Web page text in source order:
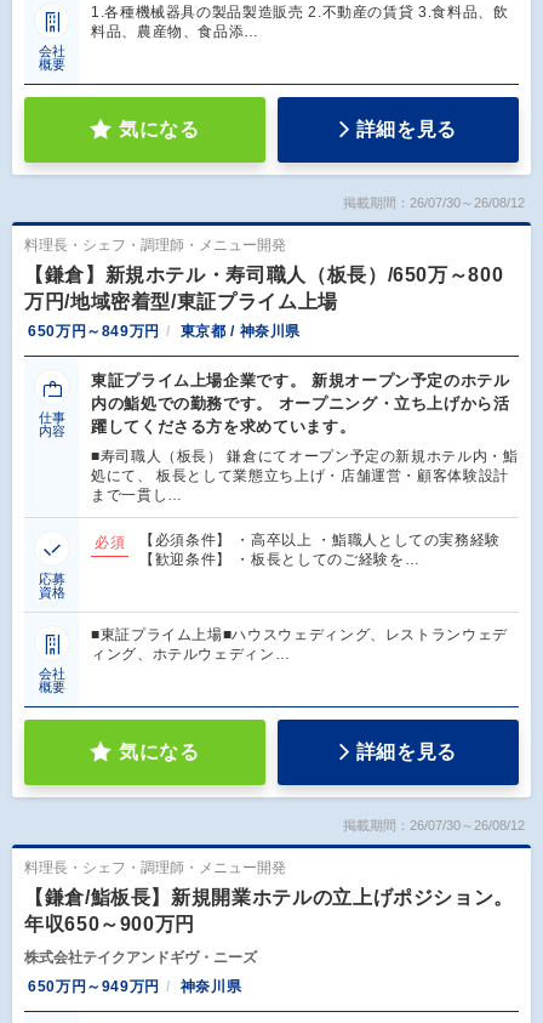
会社
概要
1.各種機械器具の製品製造販売 2.不動産の賃貸 3.食料品、飲
料品、農産物、食品添…
気になる 詳細を見る
掲載期間：26/07/30～26/08/12
料理長・シェフ・調理師・メニュー開発
【鎌倉】新規ホテル・寿司職人（板長）/650万～800
万円/地域密着型/東証プライム上場
650万円～849万円 東京都 / 神奈川県
仕事
内容
東証プライム上場企業です。 新規オープン予定のホテル
内の鮨処での勤務です。 オープニング・立ち上げから活
躍してくださる方を求めています。
■寿司職人（板長） 鎌倉にてオープン予定の新規ホテル内・鮨
処にて、 板長として業態立ち上げ・店舗運営・顧客体験設計
まで一貫し…
応募
資格
必須
【必須条件】 ・高卒以上 ・鮨職人としての実務経験
【歓迎条件】 ・板長としてのご経験を…
会社
概要
■東証プライム上場■ハウスウェディング、レストランウェデ
ィング、ホテルウェディン…
気になる 詳細を見る
掲載期間：26/07/30～26/08/12
料理長・シェフ・調理師・メニュー開発
【鎌倉/鮨板長】新規開業ホテルの立上げポジション。
年収650～900万円
株式会社テイクアンドギヴ・ニーズ
650万円～949万円
神奈川県